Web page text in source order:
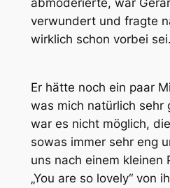
abmoderierte, war
verwundert und fragte
wirklich schon vorbei sei.
Er hätte noch ein paar
was mich natürlich sehr
war es nicht möglich,
sowas immer sehr eng
uns nach einem kleinen
„You are so lovely“ von